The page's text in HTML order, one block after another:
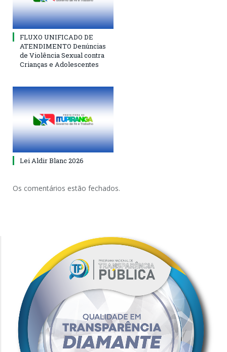
FLUXO UNIFICADO DE
ATENDIMENTO Denúncias
de Violência Sexual contra
Crianças e Adolescentes
Lei Aldir Blanc 2026
Os comentários estão fechados.